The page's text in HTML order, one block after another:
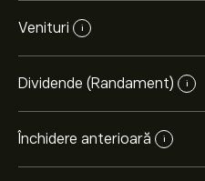
Venituri i
Dividende (Randament) i
Închidere anterioară i